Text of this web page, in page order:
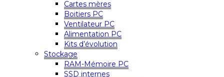
Cartes mères
Boitiers PC
Ventilateur PC
Alimentation PC
Kits d’évolution
Stockage
RAM-Mémoire PC
SSD internes